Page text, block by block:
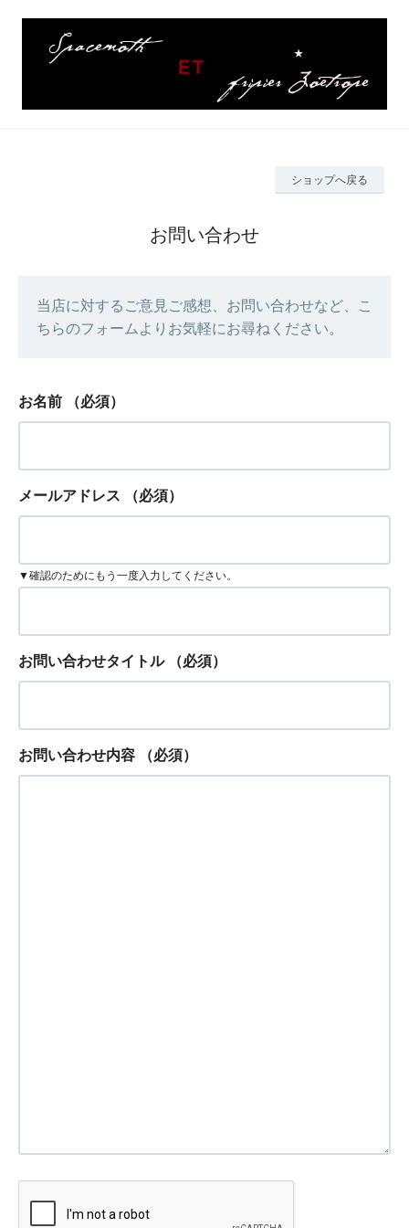
ショップへ戻る
お問い合わせ
当店に対するご意見ご感想、お問い合わせなど、こ
ちらのフォームよりお気軽にお尋ねください。
お名前 （必須）
メールアドレス （必須）
▼確認のためにもう一度入力してください。
お問い合わせタイトル （必須）
お問い合わせ内容 （必須）